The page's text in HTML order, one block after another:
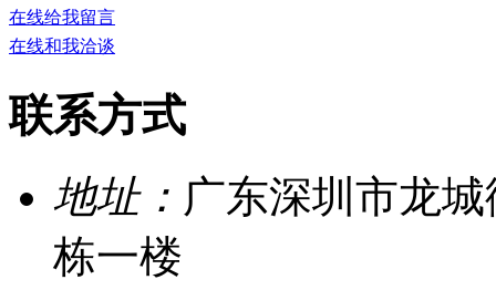
在线给我留言
在线和我洽谈
联系方式
地址： 广东深圳市龙
栋一楼